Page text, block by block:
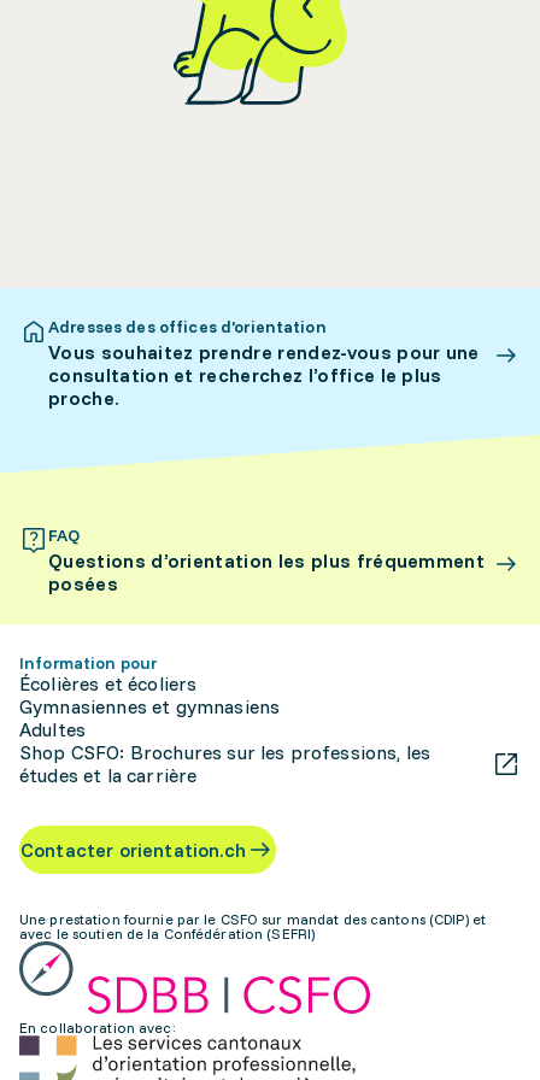
Adresses des offices d’orientation
Vous souhaitez prendre rendez-vous pour une
consultation et recherchez l’office le plus
proche.
FAQ
Questions d’orientation les plus fréquemment
posées
Information pour
Écolières et écoliers
Gymnasiennes et gymnasiens
Adultes
Shop CSFO: Brochures sur les professions, les
études et la carrière
Contacter orientation.ch
Une prestation fournie par le CSFO sur mandat des cantons (CDIP) et
avec le soutien de la Confédération (SEFRI)
En collaboration avec: